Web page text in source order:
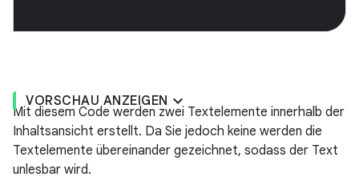
VORSCHAU ANZEIGEN
Mit diesem Code werden zwei Textelemente innerhalb der
Inhaltsansicht erstellt. Da Sie jedoch keine werden die
Textelemente übereinander gezeichnet, sodass der Text
unlesbar wird.